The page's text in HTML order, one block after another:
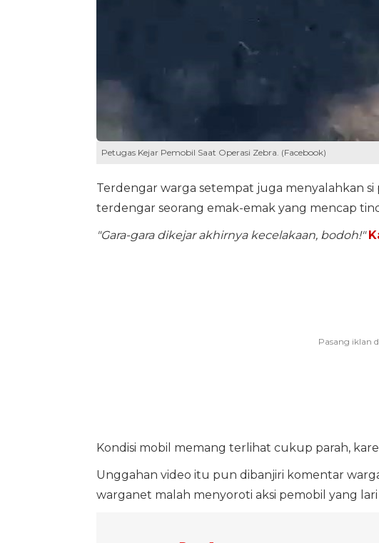
Petugas Kejar Pemobil Saat Operasi Zebra. (Facebook)
Terdengar warga setempat juga menyalahkan
terdengar seorang emak-emak yang mencap
"Gara-gara dikejar akhirnya kecelakaan, bodoh!"
Kondisi mobil memang terlihat cukup parah,
Unggahan video itu pun dibanjiri komentar
warganet malah menyoroti aksi pemobil yang